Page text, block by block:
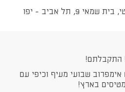
9, תל אביב - יפו
התקבלתם!
אימפרוב שבועי מעיף וכיפי עם
בארץ!